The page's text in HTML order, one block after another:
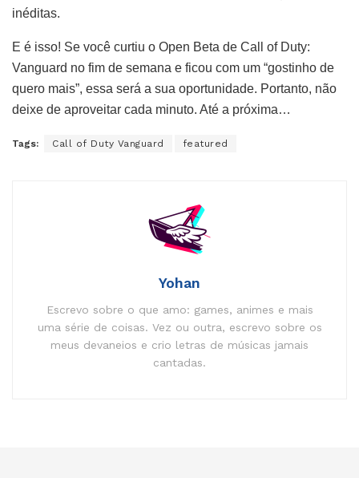
inéditas.
E é isso! Se você curtiu o Open Beta de Call of Duty:
Vanguard no fim de semana e ficou com um “gostinho de
quero mais”, essa será a sua oportunidade. Portanto, não
deixe de aproveitar cada minuto. Até a próxima…
Tags: Call of Duty Vanguard featured
Yohan
Escrevo sobre o que amo: games, animes e mais
uma série de coisas. Vez ou outra, escrevo sobre os
meus devaneios e crio letras de músicas jamais
cantadas.